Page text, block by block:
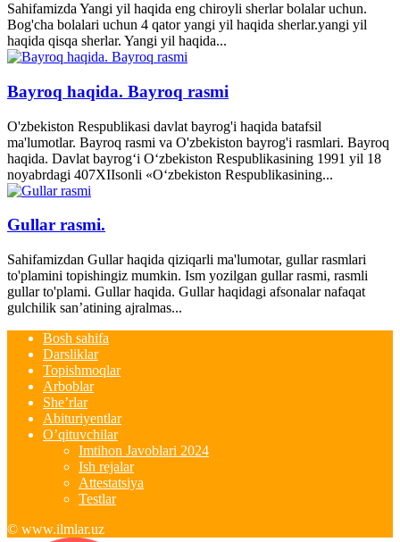
Sahifamizda Yangi yil haqida eng chiroyli sherlar bolalar uchun.
Bog'cha bolalari uchun 4 qator yangi yil haqida sherlar.yangi yil
haqida qisqa sherlar. Yangi yil haqida...
Bayroq haqida. Bayroq rasmi
O'zbekiston Respublikasi davlat bayrog'i haqida batafsil
ma'lumotlar. Bayroq rasmi va O'zbekiston bayrog'i rasmlari. Bayroq
haqida. Davlat bayrog‘i O‘zbekiston Respublikasining 1991 yil 18
noyabrdagi 407­XII­sonli «O‘zbekiston Respublikasining...
Gullar rasmi.
Sahifamizdan Gullar haqida qiziqarli ma'lumotar, gullar rasmlari
to'plamini topishingiz mumkin. Ism yozilgan gullar rasmi, rasmli
gullar to'plami. Gullar haqida. Gullar haqidagi afsonalar nafaqat
gulchilik san’atining ajralmas...
Bosh sahifa
Darsliklar
Topishmoqlar
Arboblar
She’rlar
Abituriyentlar
O’qituvchilar
Imtihon Javoblari 2024
Ish rejalar
Attestatsiya
Testlar
© www.ilmlar.uz